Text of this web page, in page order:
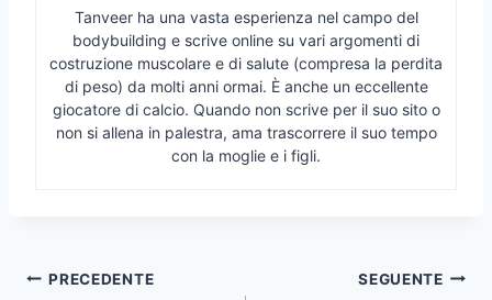
Tanveer ha una vasta esperienza nel campo del
bodybuilding e scrive online su vari argomenti di
costruzione muscolare e di salute (compresa la perdita
di peso) da molti anni ormai. È anche un eccellente
giocatore di calcio. Quando non scrive per il suo sito o
non si allena in palestra, ama trascorrere il suo tempo
con la moglie e i figli.
Navigazione
PRECEDENTE SEGUENTE